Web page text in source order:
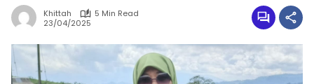
Khittah
5 Min Read
23/04/2025